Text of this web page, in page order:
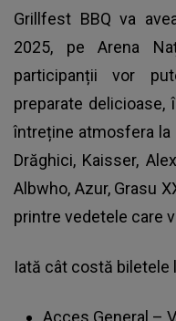
Grillfest BBQ va
2025, pe Arena
participanții vor
preparate
întreține atmosfera la
Drăghici, Kaisser,
Albwho, Azur, Grasu
printre vedetele care
Iată cât costă biletele
Acces General –